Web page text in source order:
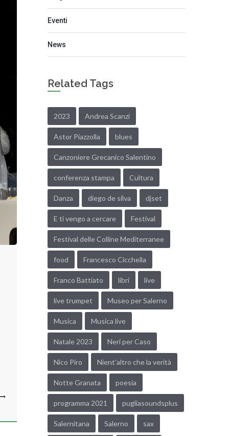
Eventi
News
Related Tags
2023 Andrea Scanzi
Astor Piazzolla blues
Canzoniere Grecanico Salentino
conferenza stampa Cultura
Danza diego de silva djset
E ti vengo a cercare Festival
Festival delle Colline Mediterranee
food Francesco Cicchella
Franco Battiato libri live
live trumpet Museo per Salerno
Musica Musica live
Natale 2023 Neri per Caso
Nico Piro Nient'altro che la verità
Notte Granata poesia
programma 2021 pugliasoundsplus
Salernitana Salerno sax